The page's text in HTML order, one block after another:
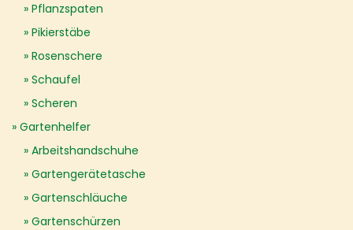
Pflanzspaten
Pikierstäbe
Rosenschere
Schaufel
Scheren
Gartenhelfer
Arbeitshandschuhe
Gartengerätetasche
Gartenschläuche
Gartenschürzen